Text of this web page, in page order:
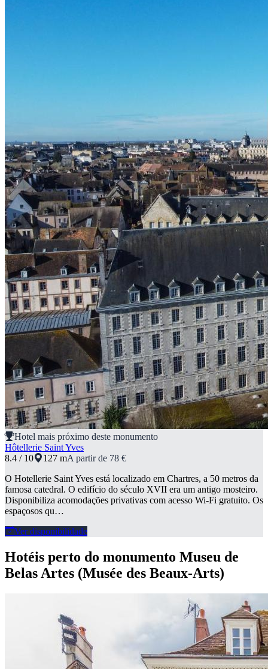
Hotel mais próximo deste monumento
Hôtellerie Saint Yves
8.4 / 10
127 mA partir de 78 €
O Hotellerie Saint Yves está localizado em Chartres, a 50 metros da
famosa catedral. O edifício do século XVII era um antigo mosteiro.
Disponibiliza acomodações privativas com acesso Wi-Fi gratuito. Os
espaçosos qu…
Ver disponibilidade
Hotéis perto do monumento Museu de
Belas Artes (Musée des Beaux-Arts)